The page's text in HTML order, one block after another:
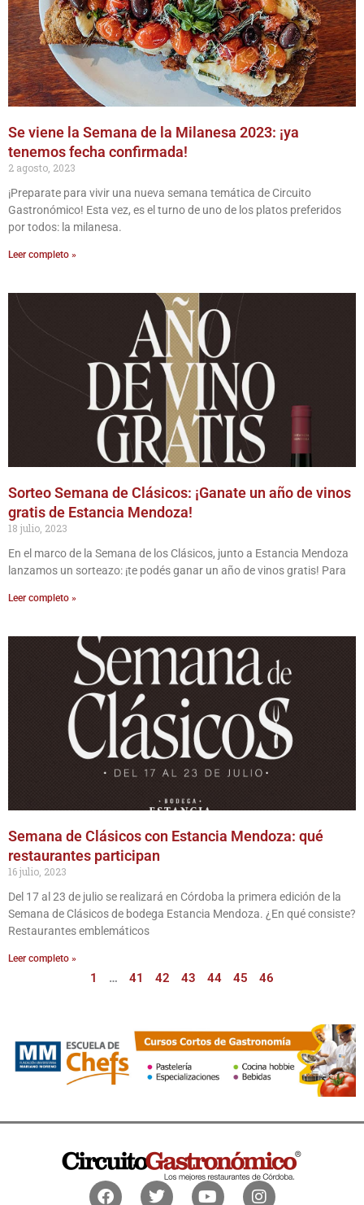
Se viene la Semana de la Milanesa 2023: ¡ya
tenemos fecha confirmada!
2 agosto, 2023
¡Preparate para vivir una nueva semana temática de Circuito
Gastronómico! Esta vez, es el turno de uno de los platos preferidos
por todos: la milanesa.
Leer completo »
Sorteo Semana de Clásicos: ¡Ganate un año de vinos
gratis de Estancia Mendoza!
18 julio, 2023
En el marco de la Semana de los Clásicos, junto a Estancia Mendoza
lanzamos un sorteazo: ¡te podés ganar un año de vinos gratis! Para
Leer completo »
Semana de Clásicos con Estancia Mendoza: qué
restaurantes participan
16 julio, 2023
Del 17 al 23 de julio se realizará en Córdoba la primera edición de la
Semana de Clásicos de bodega Estancia Mendoza. ¿En qué consiste?
Restaurantes emblemáticos
Leer completo »
1 … 41 42 43 44 45 46
FacebookTwitterYoutubeInstagram